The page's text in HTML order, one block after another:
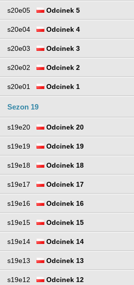
s20e05 Odcinek 5
s20e04 Odcinek 4
s20e03 Odcinek 3
s20e02 Odcinek 2
s20e01 Odcinek 1
Sezon 19
s19e20 Odcinek 20
s19e19 Odcinek 19
s19e18 Odcinek 18
s19e17 Odcinek 17
s19e16 Odcinek 16
s19e15 Odcinek 15
s19e14 Odcinek 14
s19e13 Odcinek 13
s19e12 Odcinek 12